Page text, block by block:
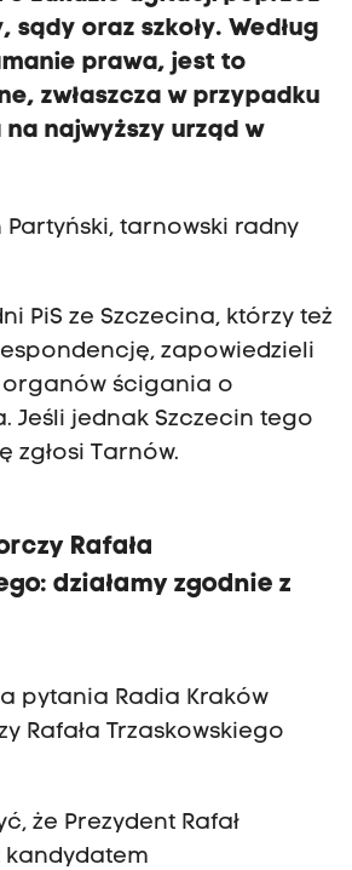
sądy oraz szkoły. Według
prawa, jest to
zwłaszcza w przypadku
najwyższy urząd w
Partyński, tarnowski radny
PiS ze Szczecina, którzy też
zapowiedzieli
ścigania o
Jeśli jednak Szczecin tego
zgłosi Tarnów.
Rafała
działamy zgodnie z
pytania Radia Kraków
Rafała Trzaskowskiego
że Prezydent Rafał
kandydatem